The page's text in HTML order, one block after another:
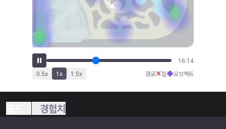
17:09
0.5x 1x 1.5x 경로✕킬◆오브젝트
경험치